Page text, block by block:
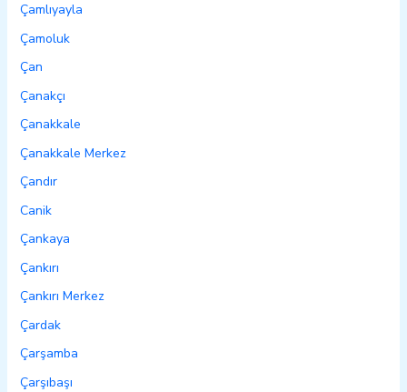
Çamlıyayla
Çamoluk
Çan
Çanakçı
Çanakkale
Çanakkale Merkez
Çandır
Canik
Çankaya
Çankırı
Çankırı Merkez
Çardak
Çarşamba
Çarşıbaşı